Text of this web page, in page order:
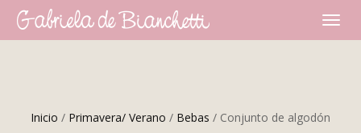
Inicio / Primavera/ Verano / Bebas / Conjunto de algodón